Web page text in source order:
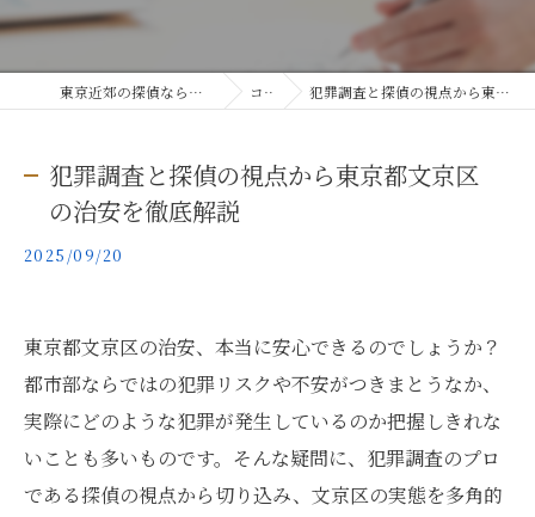
東京近郊の探偵ならアイピーユー探偵事務所 コラム 犯罪調査と探偵の視点から東京都文京区の治安を徹底解説
犯罪調査と探偵の視点から東京都文京区
の治安を徹底解説
2025/09/20
東京都文京区の治安、本当に安心できるのでしょうか？
都市部ならではの犯罪リスクや不安がつきまとうなか、
実際にどのような犯罪が発生しているのか把握しきれな
いことも多いものです。そんな疑問に、犯罪調査のプロ
である探偵の視点から切り込み、文京区の実態を多角的